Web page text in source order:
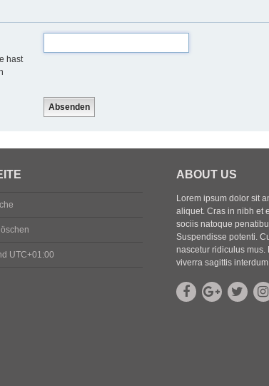
hast
UTC+01:00
ABOUT US
Lorem ipsum dolor sit
aliquet. Cras in nibh et
sociis natoque
Suspendisse potenti.
nascetur ridiculus mus.
viverra sagittis